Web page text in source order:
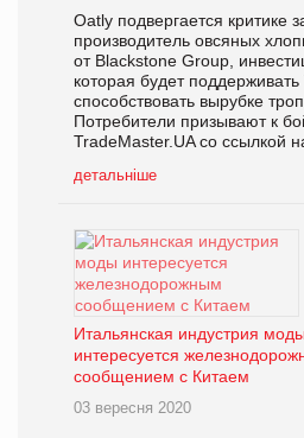
Oatly подвергается критике
производитель овсяных
от Blackstone Group,
которая будет
способствовать вырубке
Потребители призывают к
TradeMaster.UA со ссылкой
детальніше
Итальянская индустрия моды
интересуется
сообщением с Китаем
03 вересня 2020